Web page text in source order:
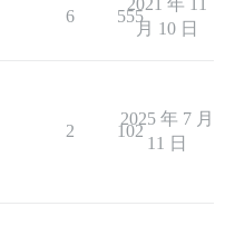
6 555
月 10 日
2 102
2025 年 7 月
11 日